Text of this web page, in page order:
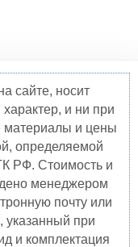
сайте, носит
и ни при
материалы и цены
определяемой
РФ. Стоимость и
менеджером
почту или
указанный при
и комплектация